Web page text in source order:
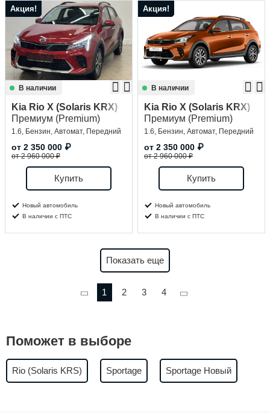
Акция!
В наличии
Kia Rio X (Solaris KRX)
Премиум (Premium)
1.6, Бензин, Автомат, Передний
от 2 350 000 ₽
от 2 960 000 ₽
Купить
Новый автомобиль
В наличии с ПТС
Акция!
В наличии
Kia Rio X (Solaris KRX)
Премиум (Premium)
1.6, Бензин, Автомат, Передний
от 2 350 000 ₽
от 2 960 000 ₽
Купить
Новый автомобиль
В наличии с ПТС
Показать еще
1 2 3 4
Поможет в выборе
Rio (Solaris KRS) Sportage Sportage Новый